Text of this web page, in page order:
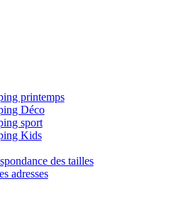
printemps
Déco
sport
Kids
des tailles
adresses